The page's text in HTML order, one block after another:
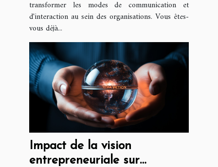
transformer les modes de communication et
d'interaction au sein des organisations. Vous êtes-
vous déjà...
Impact de la vision
entrepreneuriale sur